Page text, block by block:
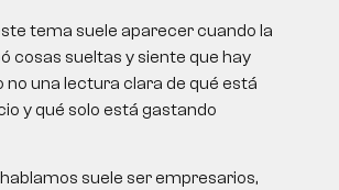
tema suele aparecer cuando la
cosas sueltas y siente que hay
no una lectura clara de qué está
y qué solo está gastando
suele ser empresarios,